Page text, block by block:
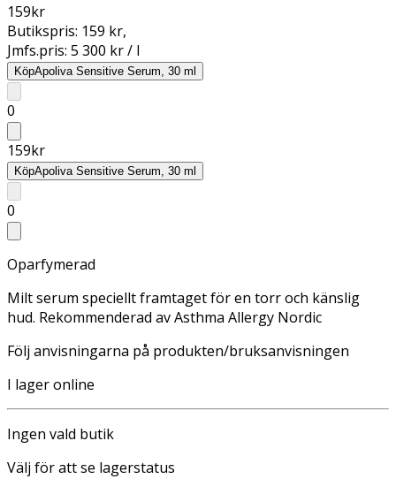
159kr
Butikspris: 159 kr,
Jmfs.pris: 5 300 kr / l
KöpApoliva Sensitive Serum, 30 ml
0
159kr
KöpApoliva Sensitive Serum, 30 ml
0
Oparfymerad
Milt serum speciellt framtaget för en torr och känslig
hud. Rekommenderad av Asthma Allergy Nordic
Följ anvisningarna på produkten/bruksanvisningen
I lager online
Ingen vald butik
Välj för att se lagerstatus